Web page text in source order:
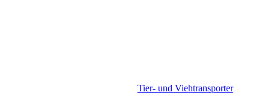
Tier- und Viehtransporter